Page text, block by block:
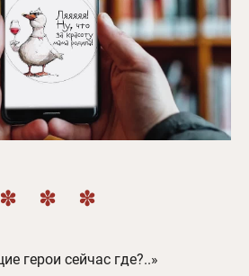
герои сейчас где?..»